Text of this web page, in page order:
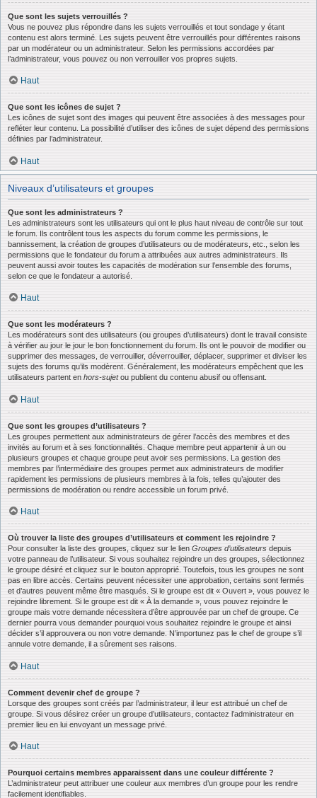
Que sont les sujets verrouillés ?
Vous ne pouvez plus répondre dans les sujets verrouillés et tout sondage y étant
contenu est alors terminé. Les sujets peuvent être verrouillés pour différentes raisons
par un modérateur ou un administrateur. Selon les permissions accordées par
l’administrateur, vous pouvez ou non verrouiller vos propres sujets.
Haut
Que sont les icônes de sujet ?
Les icônes de sujet sont des images qui peuvent être associées à des messages pour
refléter leur contenu. La possibilité d’utiliser des icônes de sujet dépend des permissions
définies par l’administrateur.
Haut
Niveaux d’utilisateurs et groupes
Que sont les administrateurs ?
Les administrateurs sont les utilisateurs qui ont le plus haut niveau de contrôle sur tout
le forum. Ils contrôlent tous les aspects du forum comme les permissions, le
bannissement, la création de groupes d’utilisateurs ou de modérateurs, etc., selon les
permissions que le fondateur du forum a attribuées aux autres administrateurs. Ils
peuvent aussi avoir toutes les capacités de modération sur l’ensemble des forums,
selon ce que le fondateur a autorisé.
Haut
Que sont les modérateurs ?
Les modérateurs sont des utilisateurs (ou groupes d’utilisateurs) dont le travail consiste
à vérifier au jour le jour le bon fonctionnement du forum. Ils ont le pouvoir de modifier ou
supprimer des messages, de verrouiller, déverrouiller, déplacer, supprimer et diviser les
sujets des forums qu’ils modèrent. Généralement, les modérateurs empêchent que les
utilisateurs partent en hors-sujetou publient du contenu abusif ou offensant.
Haut
Que sont les groupes d’utilisateurs ?
Les groupes permettent aux administrateurs de gérer l’accès des membres et des
invités au forum et à ses fonctionnalités. Chaque membre peut appartenir à un ou
plusieurs groupes et chaque groupe peut avoir ses permissions. La gestion des
membres par l’intermédiaire des groupes permet aux administrateurs de modifier
rapidement les permissions de plusieurs membres à la fois, telles qu’ajouter des
permissions de modération ou rendre accessible un forum privé.
Haut
Où trouver la liste des groupes d’utilisateurs et comment les rejoindre ?
Pour consulter la liste des groupes, cliquez sur le lien Groupes d’utilisateurs depuis
votre panneau de l’utilisateur. Si vous souhaitez rejoindre un des groupes, sélectionnez
le groupe désiré et cliquez sur le bouton approprié. Toutefois, tous les groupes ne sont
pas en libre accès. Certains peuvent nécessiter une approbation, certains sont fermés
et d’autres peuvent même être masqués. Si le groupe est dit « Ouvert », vous pouvez le
rejoindre librement. Si le groupe est dit « À la demande », vous pouvez rejoindre le
groupe mais votre demande nécessitera d’être approuvée par un chef de groupe. Ce
dernier pourra vous demander pourquoi vous souhaitez rejoindre le groupe et ainsi
décider s’il approuvera ou non votre demande. N’importunez pas le chef de groupe s’il
annule votre demande, il a sûrement ses raisons.
Haut
Comment devenir chef de groupe ?
Lorsque des groupes sont créés par l’administrateur, il leur est attribué un chef de
groupe. Si vous désirez créer un groupe d’utilisateurs, contactez l’administrateur en
premier lieu en lui envoyant un message privé.
Haut
Pourquoi certains membres apparaissent dans une couleur différente ?
L’administrateur peut attribuer une couleur aux membres d’un groupe pour les rendre
facilement identifiables.